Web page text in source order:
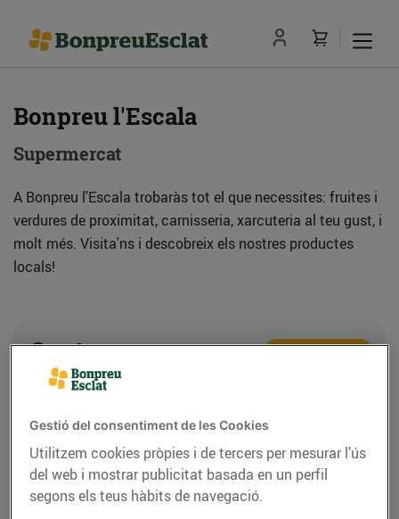
Bonpreu l'Escala
Supermercat
A Bonpreu l'Escala trobaràs tot el que necessites: fruites i
verdures de proximitat, carnisseria, xarcuteria al teu gust, i
molt més. Visita'ns i descobreix els nostres productes
locals!
Adreça Com anar-hi
C. Closa d'en Llop, 80 (17130) l'Escala
972807209
Gestió del consentiment de les Cookies
Utilitzem cookies pròpies i de tercers per mesurar l’ús
del web i mostrar publicitat basada en un perfil
segons els teus hàbits de navegació.